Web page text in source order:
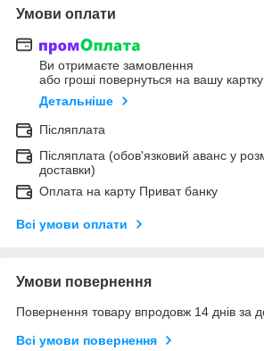
Умови оплати
Ви отримаєте замовлення
або гроші повернуться на вашу картку
Детальніше
Післяплата
Післяплата (обов'язковий аванс у
доставки)
Оплата на карту Приват банку
Всі умови оплати
Умови повернення
Повернення товару впродовж 14 днів за
Всі умови повернення